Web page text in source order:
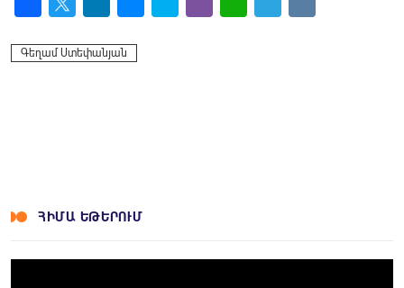
Գեղամ Ստեփանյան
ՀԻՄԱ ԵԹԵՐՈՒՄ